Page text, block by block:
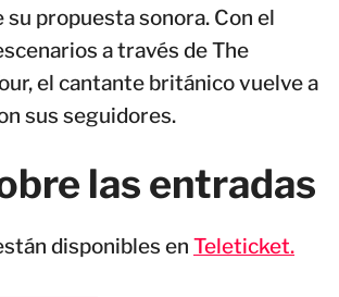
propuesta sonora. Con el
a través de The
el cantante británico vuelve a
sus seguidores.
las entradas
disponibles en Teleticket.